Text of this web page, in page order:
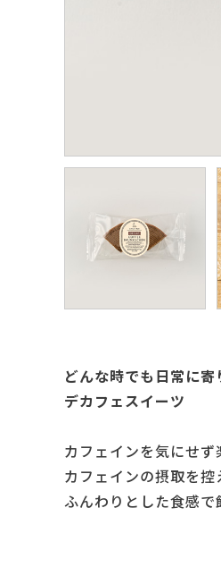
どんな時でも日常に寄
デカフェスイーツ
カフェインを気にせず
カフェインの摂取を控
ふんわりとした食感で